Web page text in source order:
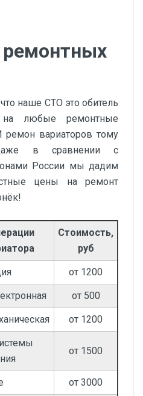
наше СТО это обитель
любые ремонтные
ремон вариаторов тому
в сравнении с
России мы дадим
цены на ремонт
Стоимость,
руб
от 1200
от 500
от 1200
от 1500
от 3000